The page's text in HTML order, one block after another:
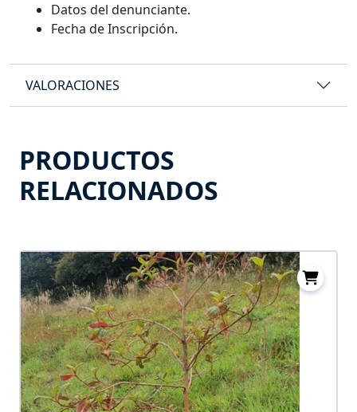
Datos del denunciante.
Fecha de Inscripción.
VALORACIONES
PRODUCTOS
RELACIONADOS